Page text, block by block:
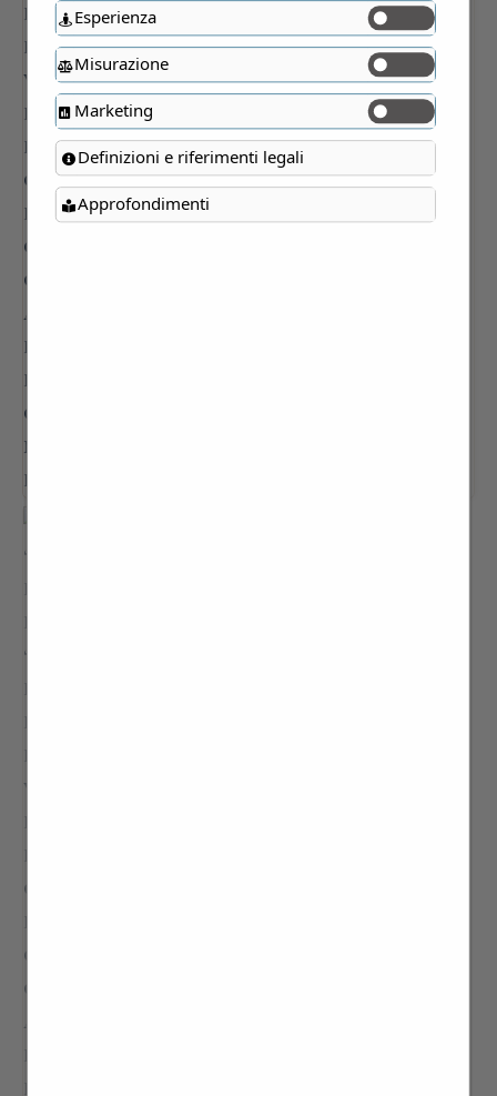
Esperienza
Misurazione
Marketing
Definizioni e riferimenti legali
Approfondimenti